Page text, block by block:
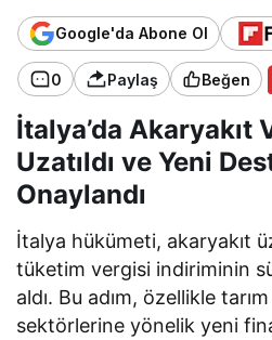
Google'da Abone Ol
0 Paylaş Beğen
İtalya’da Akaryakıt
Uzatıldı ve Yeni
Onaylandı
İtalya hükümeti, akaryakıt
tüketim vergisi indiriminin
aldı. Bu adım, özellikle tarım
sektörlerine yönelik yeni